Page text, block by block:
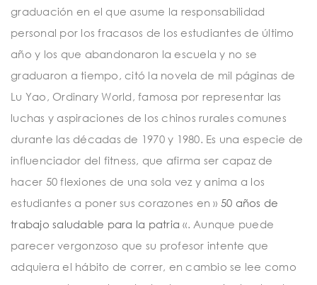
graduación en el que asume la responsabilidad
personal por los fracasos de los estudiantes de último
año y los que abandonaron la escuela y no se
graduaron a tiempo, citó la novela de mil páginas de
Lu Yao, Ordinary World, famosa por representar las
luchas y aspiraciones de los chinos rurales comunes
durante las décadas de 1970 y 1980. Es una especie de
influenciador del fitness, que afirma ser capaz de
hacer 50 flexiones de una sola vez y anima a los
estudiantes a poner sus corazones en » 50 años de
trabajo saludable para la patria«. Aunque puede
parecer vergonzoso que su profesor intente que
adquiera el hábito de correr, en cambio se lee como